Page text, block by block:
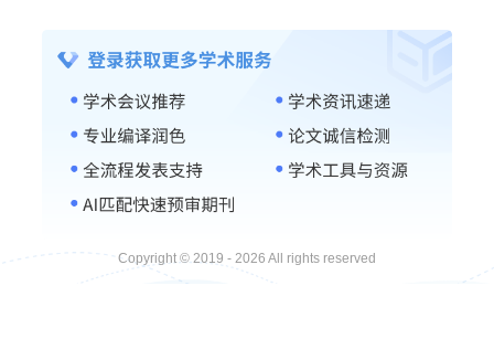
Copyright © 2019 - 2026 All rights reserved